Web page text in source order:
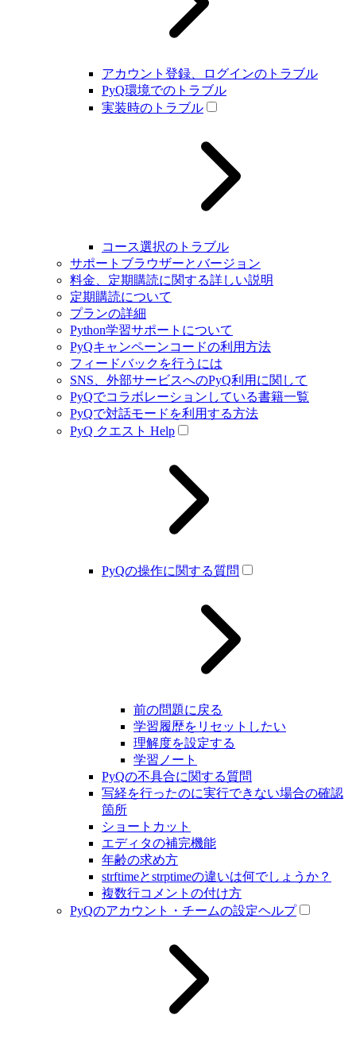
アカウント登録、ログインのトラブル
PyQ環境でのトラブル
実装時のトラブル
コース選択のトラブル
サポートブラウザーとバージョン
料金、定期購読に関する詳しい説明
定期購読について
プランの詳細
Python学習サポートについて
PyQキャンペーンコードの利用方法
フィードバックを行うには
SNS、外部サービスへのPyQ利用に関して
PyQでコラボレーションしている書籍一覧
PyQで対話モードを利用する方法
PyQ クエスト Help
PyQの操作に関する質問
前の問題に戻る
学習履歴をリセットしたい
理解度を設定する
学習ノート
PyQの不具合に関する質問
写経を行ったのに実行できない場合の確認
箇所
ショートカット
エディタの補完機能
年齢の求め方
strftimeとstrptimeの違いは何でしょうか？
複数行コメントの付け方
PyQのアカウント・チームの設定ヘルプ